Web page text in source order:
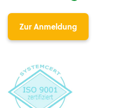
Zur Anmeldung